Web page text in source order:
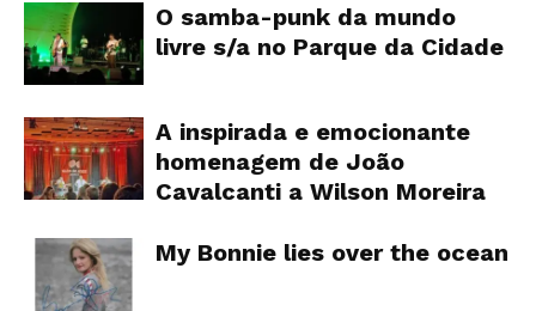
O samba-punk da mundo
livre s/a no Parque da Cidade
A inspirada e emocionante
homenagem de João
Cavalcanti a Wilson Moreira
My Bonnie lies over the ocean